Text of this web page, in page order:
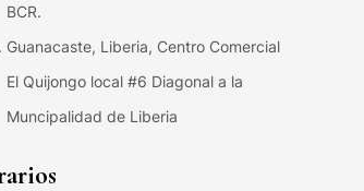
BCR.
Guanacaste, Liberia, Centro Comercial
El Quijongo local #6 Diagonal a la
Muncipalidad de Liberia